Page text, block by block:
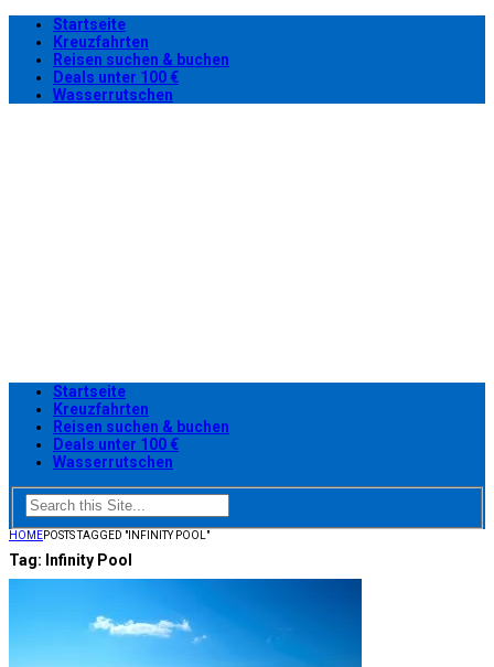
Startseite
Kreuzfahrten
Reisen suchen & buchen
Deals unter 100 €
Wasserrutschen
Startseite
Kreuzfahrten
Reisen suchen & buchen
Deals unter 100 €
Wasserrutschen
HOMEPOSTS TAGGED "INFINITY POOL"
Tag: Infinity Pool